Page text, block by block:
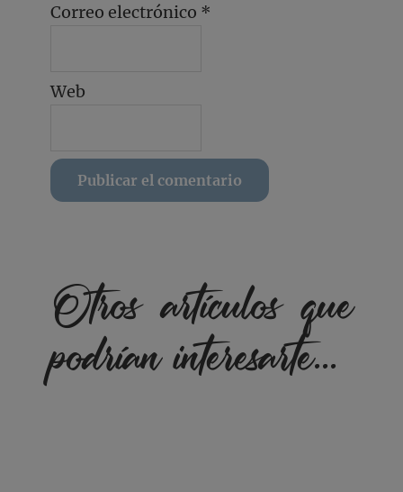
Correo electrónico *
Web
Otros artículos que
podrían interesarte...